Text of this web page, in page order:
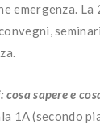
sapere e
1A (secondo